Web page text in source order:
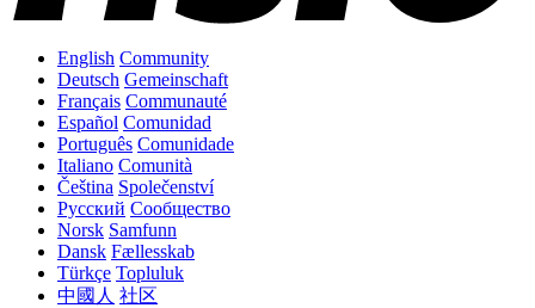
English Community
Deutsch Gemeinschaft
Français Communauté
Español Comunidad
Português Comunidade
Italiano Comunità
Čeština Společenství
Русский Сообщество
Norsk Samfunn
Dansk Fællesskab
Türkçe Topluluk
中國人 社区